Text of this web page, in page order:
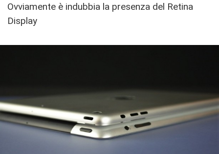
Ovviamente è indubbia la presenza del Retina
Display